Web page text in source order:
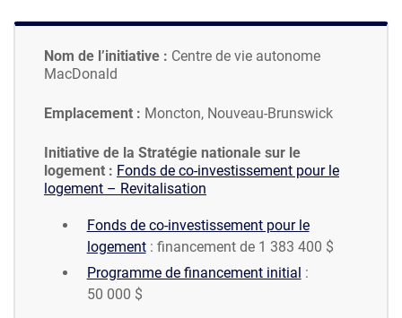
Nom de l’initiative : Centre de vie autonome
MacDonald
Emplacement : Moncton, Nouveau-Brunswick
Initiative de la Stratégie nationale sur le
logement : Fonds de co-investissement pour le
logement – Revitalisation
Fonds de co-investissement pour le
logement: financement de 1 383 400 $
Programme de financement initial :
50 000 $